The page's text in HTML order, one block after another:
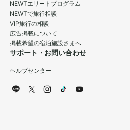
NEWTエリートプログラム
NEWTで旅行相談
VIP旅行の相談
広告掲載について
掲載希望の宿泊施設さまへ
サポート・お問い合わせ
ヘルプセンター